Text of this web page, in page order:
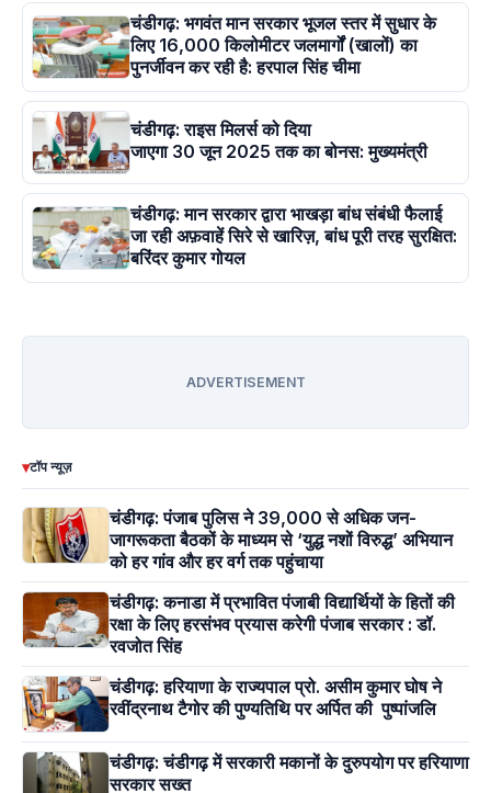
चंडीगढ़: भगवंत मान सरकार भूजल स्तर में सुधार के
लिए 16,000 किलोमीटर जलमार्गों (खालों) का
पुनर्जीवन कर रही है: हरपाल सिंह चीमा
चंडीगढ़: राइस मिलर्स को दिया
जाएगा 30 जून 2025 तक का बोनस: मुख्यमंत्री
चंडीगढ़: मान सरकार द्वारा भाखड़ा बांध संबंधी फैलाई
जा रही अफ़वाहें सिरे से खारिज़, बांध पूरी तरह सुरक्षित:
बरिंदर कुमार गोयल
ADVERTISEMENT
▾टॉप न्यूज़
चंडीगढ़: पंजाब पुलिस ने 39,000 से अधिक जन-
जागरूकता बैठकों के माध्यम से ‘युद्ध नशों विरुद्ध’ अभियान
को हर गांव और हर वर्ग तक पहुंचाया
चंडीगढ़: कनाडा में प्रभावित पंजाबी विद्यार्थियों के हितों की
रक्षा के लिए हरसंभव प्रयास करेगी पंजाब सरकार : डॉ.
रवजोत सिंह
चंडीगढ़: हरियाणा के राज्यपाल प्रो. असीम कुमार घोष ने
रवींद्रनाथ टैगोर की पुण्यतिथि पर अर्पित की पुष्पांजलि
चंडीगढ़: चंडीगढ़ में सरकारी मकानों के दुरुपयोग पर हरियाणा
सरकार सख्त